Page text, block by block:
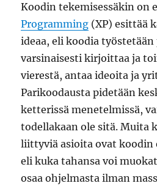
Koodin tekemisessäkin on
Programming (XP) esittää
ideaa, eli koodia
varsinaisesti kirjoittaa ja
vierestä, antaa ideoita ja
Parikoodausta pidetään
ketterissä menetelmissä,
todellakaan ole sitä. Muita
liittyviä asioita ovat koodin
eli kuka tahansa voi
osaa ohjelmasta ilman